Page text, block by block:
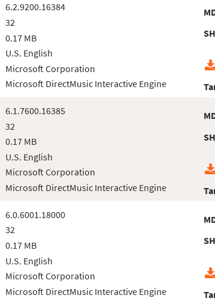
6.2.9200.16384
32
0.17 MB
U.S. English
Microsoft Corporation
Microsoft DirectMusic Interactive Engine
6.1.7600.16385
32
0.17 MB
U.S. English
Microsoft Corporation
Microsoft DirectMusic Interactive Engine
6.0.6001.18000
32
0.17 MB
U.S. English
Microsoft Corporation
Microsoft DirectMusic Interactive Engine